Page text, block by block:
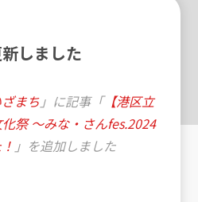
しました
まち」に記事「【港区立
祭 〜みな・さんfes.2024
」を追加しました